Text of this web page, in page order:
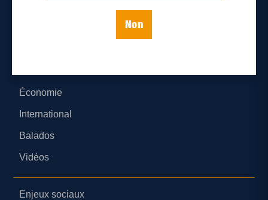
Non
Économie
International
Balados
Vidéos
Enjeux sociaux